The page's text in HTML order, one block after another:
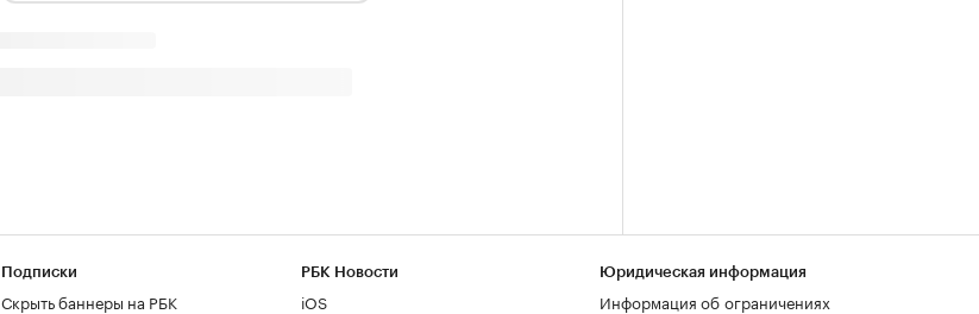
Подписки
Скрыть баннеры на РБК
РБК Новости
iOS
Юридическая информация
Информация об ограничениях